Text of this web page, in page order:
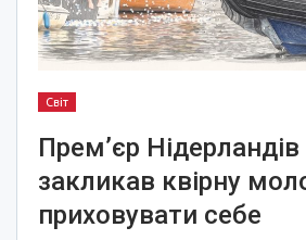
Світ
Прем’єр
закликав квірну
приховувати себе